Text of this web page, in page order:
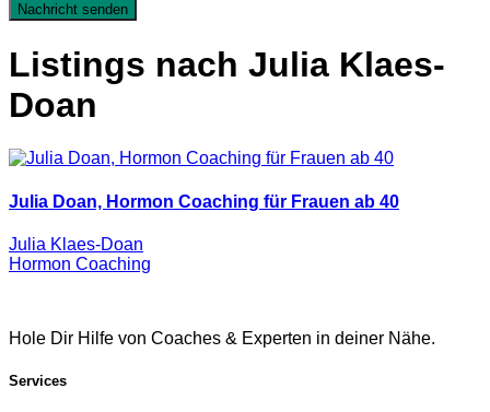
Nachricht senden
Listings nach Julia Klaes-
Doan
Julia Doan, Hormon Coaching für Frauen ab 40
Julia Klaes-Doan
Hormon Coaching
Hole Dir Hilfe von Coaches & Experten in deiner Nähe.
Services